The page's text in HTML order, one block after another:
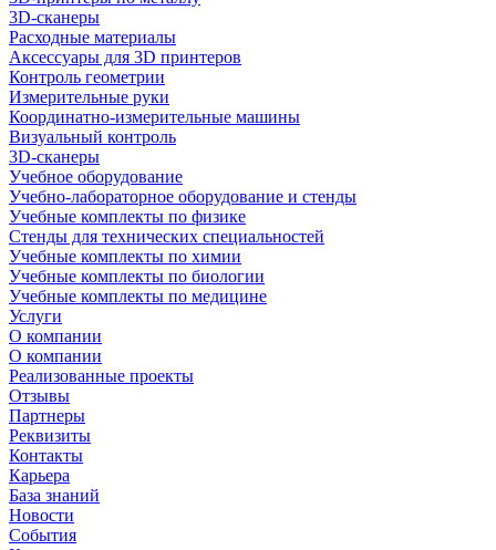
3D-сканеры
Расходные материалы
Аксессуары для 3D принтеров
Контроль геометрии
Измерительные руки
Координатно-измерительные машины
Визуальный контроль
3D-сканеры
Учебное оборудование
Учебно-лабораторное оборудование и стенды
Учебные комплекты по физике
Стенды для технических специальностей
Учебные комплекты по химии
Учебные комплекты по биологии
Учебные комплекты по медицине
Услуги
О компании
О компании
Реализованные проекты
Отзывы
Партнеры
Реквизиты
Контакты
Карьера
База знаний
Новости
События